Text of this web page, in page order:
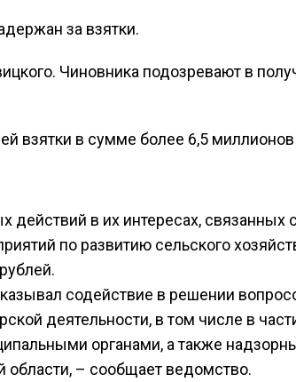
за взятки.
Чиновника подозревают в
взятки в сумме более 6,5 миллионов
действий в их интересах, связанных
по развитию сельского
содействие в решении
деятельности, в том числе в
органами, а также
– сообщает ведомство.